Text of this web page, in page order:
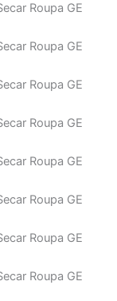
Roupa GE
Roupa GE
Roupa GE
Roupa GE
Roupa GE
Roupa GE
Roupa GE
Roupa GE